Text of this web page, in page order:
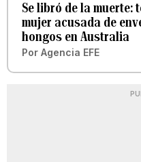
Se libró de la muerte:
mujer acusada de
hongos en Australia
Por Agencia EFE